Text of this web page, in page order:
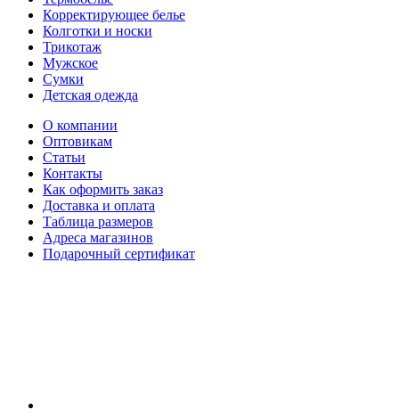
Корректирующее белье
Колготки и носки
Трикотаж
Мужское
Сумки
Детская одежда
О компании
Оптовикам
Статьи
Контакты
Как оформить заказ
Доставка и оплата
Таблица размеров
Адреса магазинов
Подарочный сертификат